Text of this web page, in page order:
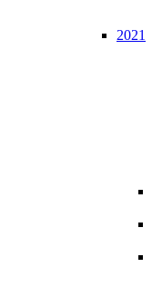
2021